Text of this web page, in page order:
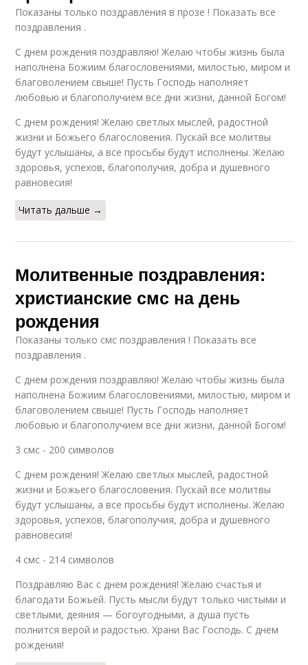
Показаны только поздравления в прозе ! Показать все
поздравления .
С днем рождения поздравляю! Желаю чтобы жизнь была
наполнена Божиим благословениями, милостью, миром и
благоволением свыше! Пусть Господь наполняет
любовью и благополучием все дни жизни, данной Богом!
С днем рождения! Желаю светлых мыслей, радостной
жизни и Божьего благословения. Пускай все молитвы
будут услышаны, а все просьбы будут исполнены. Желаю
здоровья, успехов, благополучия, добра и душевного
равновесия!
Читать дальше →
Молитвенные поздравления:
христианские смс на день
рождения
Показаны только смс поздравления ! Показать все
поздравления .
С днем рождения поздравляю! Желаю чтобы жизнь была
наполнена Божиим благословениями, милостью, миром и
благоволением свыше! Пусть Господь наполняет
любовью и благополучием все дни жизни, данной Богом!
3 смс - 200 символов
С днем рождения! Желаю светлых мыслей, радостной
жизни и Божьего благословения. Пускай все молитвы
будут услышаны, а все просьбы будут исполнены. Желаю
здоровья, успехов, благополучия, добра и душевного
равновесия!
4 смс - 214 символов
Поздравляю Вас с днем рождения! Желаю счастья и
благодати Божьей. Пусть мысли будут только чистыми и
светлыми, деяния — богоугодными, а душа пусть
полнится верой и радостью. Храни Вас Господь. С днем
рождения!